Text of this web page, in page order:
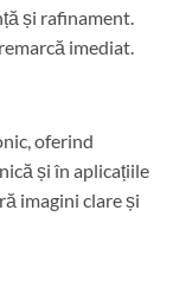
și rafinament.
imediat.
oferind
și în aplicațiile
imagini clare și